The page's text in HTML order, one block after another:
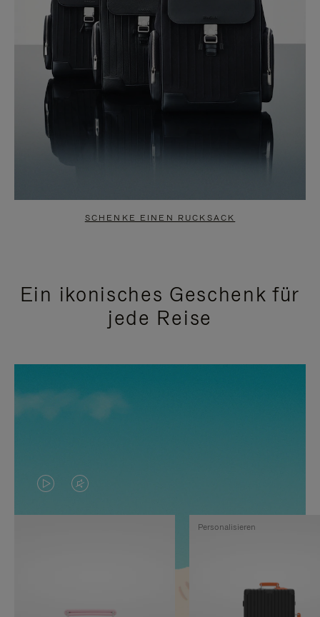
SCHENKE EINEN RUCKSACK
Ein ikonisches Geschenk für
jede Reise
DAS
VIDEO
VIDEO
IST
Personalisieren